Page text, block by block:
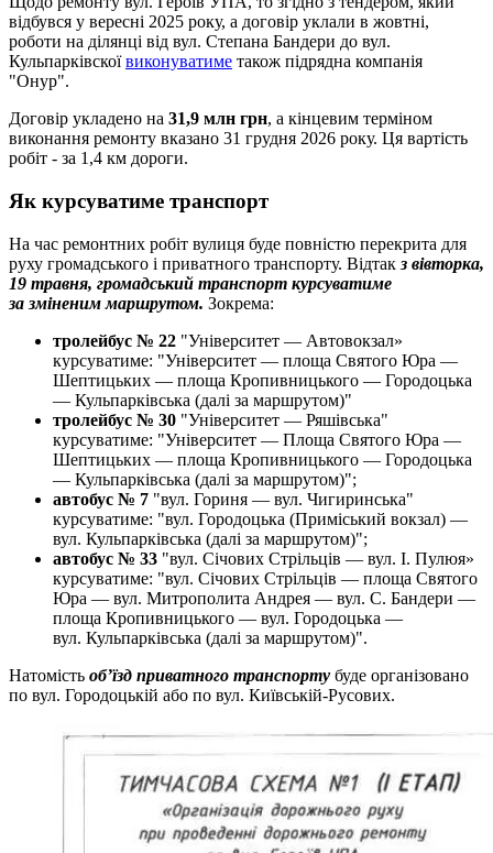
відбувся у вересні 2025 року, а договір уклали в жовтні,
роботи на ділянці від вул. Степана Бандери до вул.
Кульпарківскоївиконуватиме також підрядна компанія
"Онур".
Договір укладено на 31,9 млн грн, а кінцевим терміном
виконання ремонту вказано 31 грудня 2026 року. Ця вартість
робіт - за 1,4 км дороги.
Як курсуватиме транспорт
На час ремонтних робіт вулиця буде повністю перекрита для
руху громадського і приватного транспорту. Відтак з вівторка,
19 травня, громадський транспорт курсуватиме
за зміненим маршрутом. Зокрема:
тролейбус № 22 "Університет — Автовокзал»
курсуватиме: "Університет — площа Святого Юра —
Шептицьких — площа Кропивницького — Городоцька
— Кульпарківська (далі за маршрутом)"
тролейбус № 30 "Університет — Ряшівська"
курсуватиме: "Університет — Площа Святого Юра —
Шептицьких — площа Кропивницького — Городоцька
— Кульпарківська (далі за маршрутом)";
автобус № 7 "вул. Гориня — вул. Чигиринська"
курсуватиме: "вул. Городоцька (Приміський вокзал) —
вул. Кульпарківська (далі за маршрутом)";
автобус № 33 "вул. Січових Стрільців — вул. І. Пулюя»
курсуватиме: "вул. Січових Стрільців — площа Святого
Юра — вул. Митрополита Андрея — вул. С. Бандери —
площа Кропивницького — вул. Городоцька —
вул. Кульпарківська (далі за маршрутом)".
Натомість об’їзд приватного транспорту буде організовано
по вул. Городоцькій або по вул. Київській-Русових.